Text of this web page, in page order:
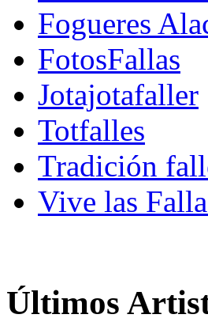
Fogueres
FotosFallas
Jotajotafaller
Totfalles
Tradición
Vive las
Últimos